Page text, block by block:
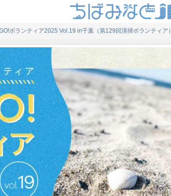
ボランティア2025 Vol.19 in千葉（第129回清掃ボランティア）